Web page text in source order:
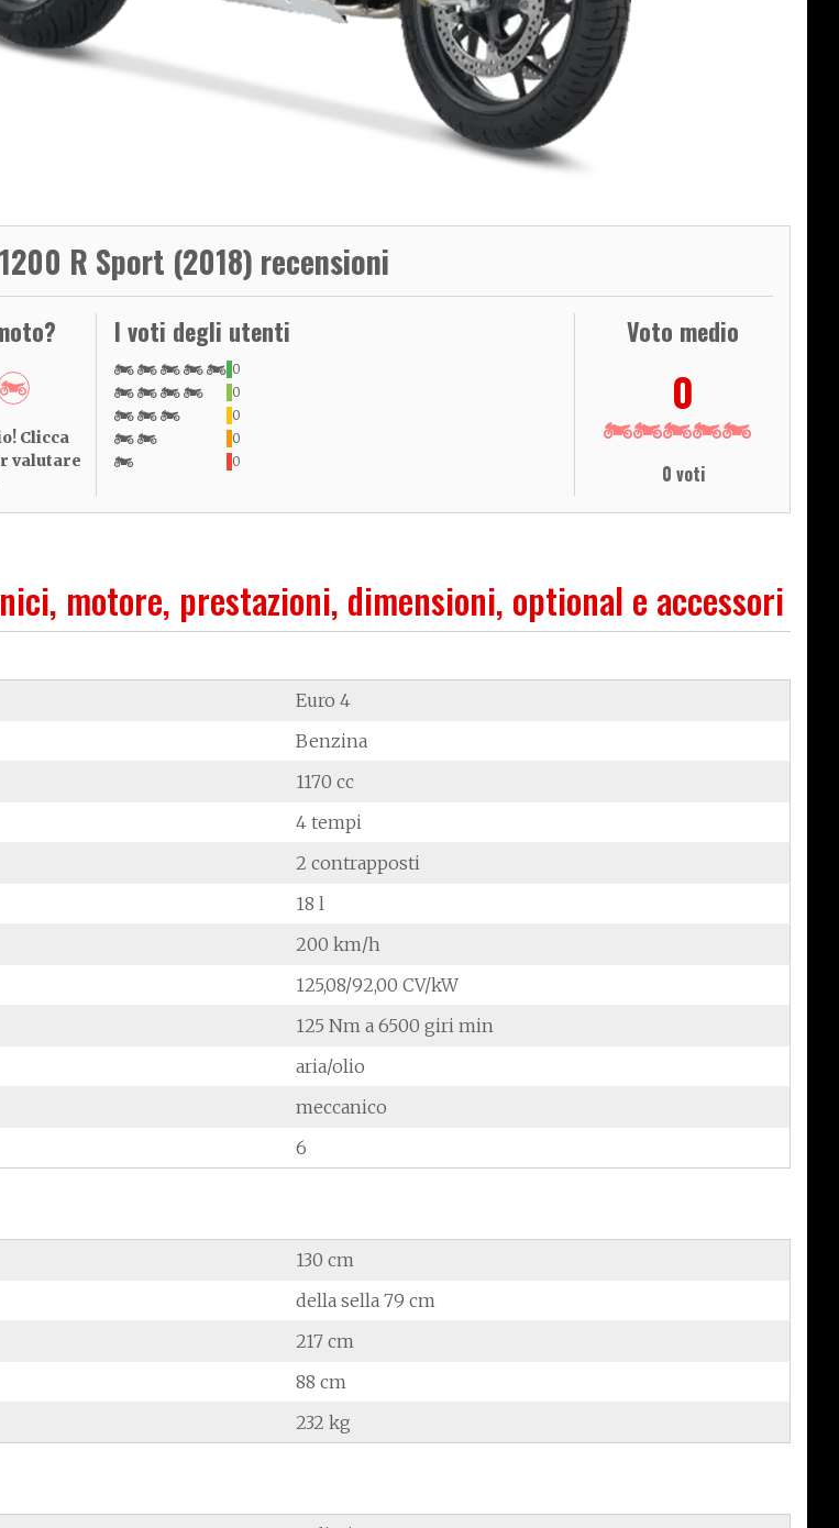
R Sport (2018) recensioni
Clicca
valutare
I voti degli utenti
0
0
0
0
0
Voto medio
0
0 voti
motore, prestazioni, dimensioni, optional e accessori
Euro 4
Benzina
1170 cc
4 tempi
2 contrapposti
18 l
200 km/h
125,08/92,00 CV/kW
125 Nm a 6500 giri min
aria/olio
meccanico
6
130 cm
della sella 79 cm
217 cm
88 cm
232 kg